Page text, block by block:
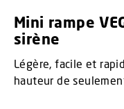
Mini rampe
sirène
Légère, facile et
hauteur de